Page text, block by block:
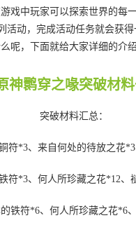
戏中玩家可以探索世界的每
活动，完成活动任务就会获
呢，下面就给大家详细的介绍
神鹮穿之喙突破材
突破材料汇总：
符*3、来自何处的待放之花
符*3、何人所珍藏之花*12、
铁符*6、何人所珍藏之花*6